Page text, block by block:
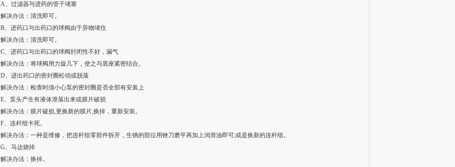
A、过滤器与进药的管子堵塞
解决办法：清洗即可。
B、进药口与出药口的球阀由于异物堵住
解决办法：清洗即可。
C、进药口与出药口的球阀封闭性不好，漏气
解决办法：将球阀用力旋几下，使之与底座紧密结合。
D、进出药口的密封圈松动或脱落
解决办法：检查时须小心泵的密封圈是否全部有安装上
E、泵头产生有液体泄落出来或膜片破损
解决办法：膜片破损,更换新的膜片,换掉，重新安装。
F、连杆组卡死。
解决办法：一种是维修，把连杆组零部件拆开，生锈的部位用锉刀磨平再加上润滑油即可;或是换新的连杆组。
G、马达烧掉
解决办法：换掉。